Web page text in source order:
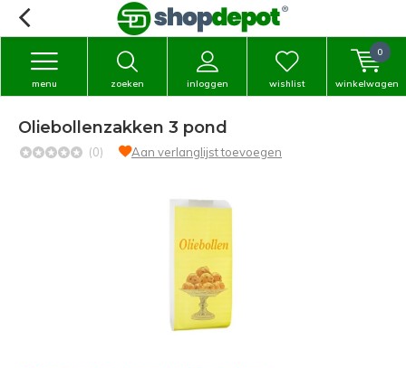
zoeken inloggen
menu wishlist winkelwagen
0
Oliebollenzakken 3 pond
(0) Aan verlanglijst toevoegen